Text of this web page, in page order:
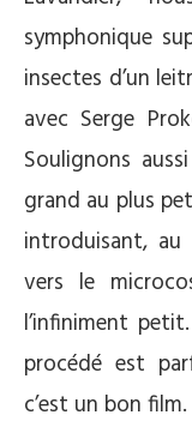
symphonique
insectes d’un
avec Serge
Soulignons
grand au plus
introduisant,
vers le
l’infiniment
procédé est
c’est un bon